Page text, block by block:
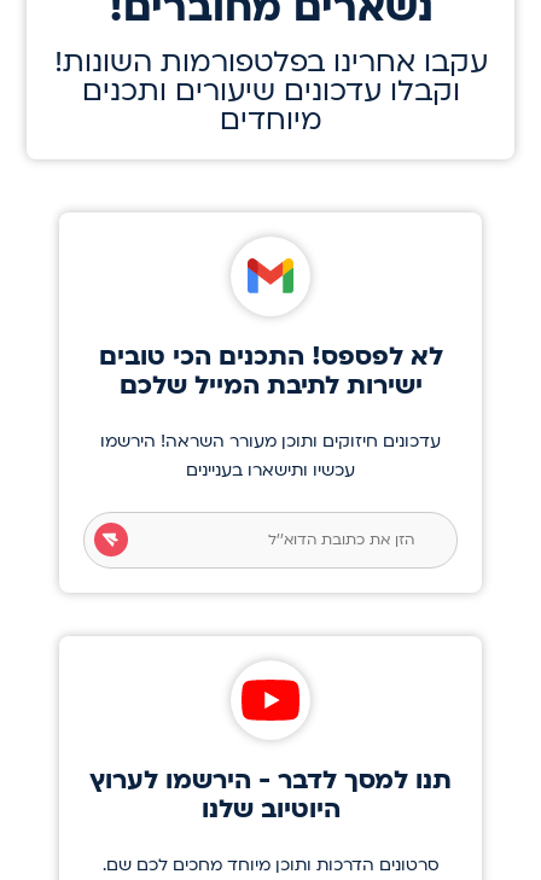
!עקבו אחרינו בפלטפורמות השונות
וקבלו עדכונים שיעורים ותכנים
מיוחדים
לא לפספס! התכנים הכי טובים
ישירות לתיבת המייל שלכם
עדכונים חיזוקים ותוכן מעורר השראה! הירשמו
עכשיו ותישארו בעניינים
תנו למסך לדבר - הירשמו לערוץ
היוטיוב שלנו
סרטונים הדרכות ותוכן מיוחד מחכים לכם שם.